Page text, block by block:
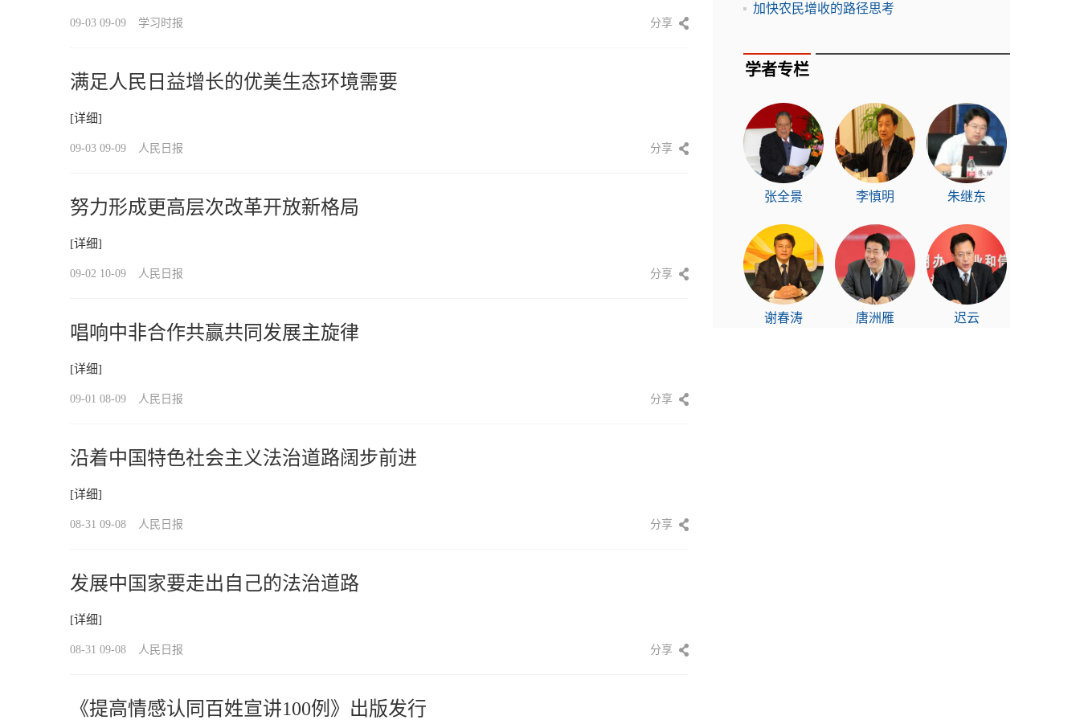
09-03 09-09 学习时报 分享
满足人民日益增长的优美生态环境需要
[详细]
09-03 09-09 人民日报 分享
努力形成更高层次改革开放新格局
[详细]
09-02 10-09 人民日报 分享
唱响中非合作共赢共同发展主旋律
[详细]
09-01 08-09 人民日报 分享
沿着中国特色社会主义法治道路阔步前进
[详细]
08-31 09-08 人民日报 分享
发展中国家要走出自己的法治道路
[详细]
08-31 09-08 人民日报 分享
《提高情感认同百姓宣讲100例》出版发行
加快农民增收的路径思考
学者专栏
张全景 李慎明 朱继东
谢春涛 唐洲雁 迟云